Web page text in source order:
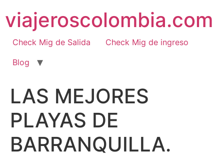
al
contenido
viajeroscolombia.com
Check Mig de Salida
Check Mig de ingreso
Blog
LAS MEJORES
PLAYAS DE
BARRANQUILLA.